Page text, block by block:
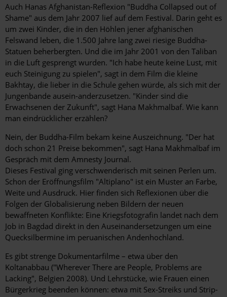
Auch Hanas Afghanistan-Reflexion "Buddha Collapsed out of
Shame" aus dem Jahr 2007 lief auf dem Festival. Darin geht es
um zwei Kinder, die in den Höhlen jener afghanischen
Felswand leben, die 1.500 Jahre lang zwei riesige Buddha-
Statuen ­beherbergten. Und die im Jahr 2001 von den Taliban
in die Luft gesprengt wurden. "Ich habe heute keine Lust, mit
euch Steinigung zu spielen", sagt in dem Film die kleine
Bakhtay, die lieber in die Schule gehen würde, als sich mit der
Jungenbande ausein-anderzusetzen. "Kinder sind die
Erwachsenen der Zukunft", sagt Hana Makhmalbaf. Wie kann
man eindrücklicher erzählen?
Nein, der Buddha-Film bekam keine Auszeichnung. "Der hat
doch schon 21 Preise bekommen", sagt Hana Makhmalbaf im
Gespräch mit dem Amnesty Journal.
Dieses Festival ging verschwenderisch mit seinen Perlen um.
Schon der Eröffnungsfilm "Altiplano" ist ein Muster an Farbe,
Weite und Ausdruck. Hier finden sich Reflexionen über die
Folgen der Globalisierung neben Bildern der neuen
bewaffneten Konflikte: Eine Kriegsfotografin landet nach dem
Job in Bagdad direkt in den Auseinandersetzungen um eine
Quecksilbermine im peruanischen Andenhochland.
Es gibt strenge Dokumentarfilme – etwa über den
Koltanabbau ("Wherever There are People, Problems are
Lacking", Belgien 2008). Und Lehrstücke, wie Frauen einen
Bürgerkrieg beenden können: etwa mit Sex-Streiks und Strip-